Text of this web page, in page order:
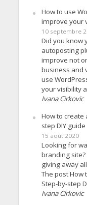
How to use
improve your
10 septembre
Did you know
autoposting
improve not
business and
use
your visibility
Ivana Cirkovic
How to create
step DIY guide
15 août 2020
Looking for
branding site?
giving away
The post How
Step-by-step
Ivana Cirkovic